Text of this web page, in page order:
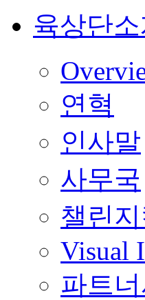
육상단소
연혁
인사말
사무국
챌린
Visual
파트